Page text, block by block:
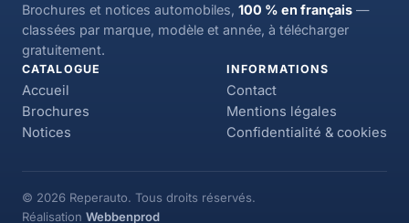
Brochures et notices automobiles, 100 % en français —
classées par marque, modèle et année, à télécharger
gratuitement.
CATALOGUE
Accueil
Brochures
Notices
INFORMATIONS
Contact
Mentions légales
Confidentialité & cookies
© 2026 Reperauto. Tous droits réservés.
Réalisation Webbenprod